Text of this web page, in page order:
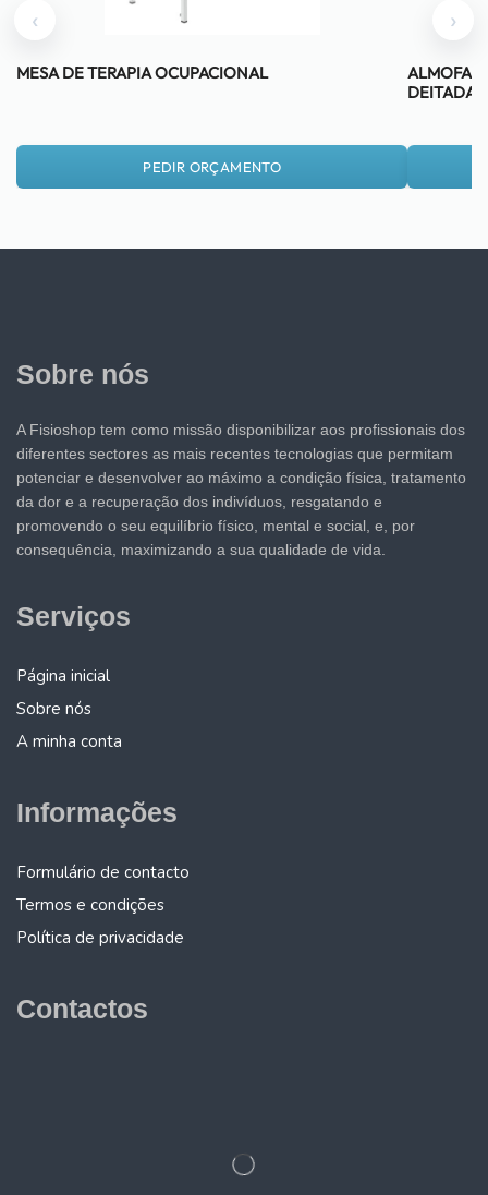
MESA DE TERAPIA OCUPACIONAL
PEDIR ORÇAMENTO
DEITADA
‹ ›
Sobre nós
A Fisioshop tem como missão disponibilizar aos profissionais dos
diferentes sectores as mais recentes tecnologias que permitam
potenciar e desenvolver ao máximo a condição física, tratamento
da dor e a recuperação dos indivíduos, resgatando e
promovendo o seu equilíbrio físico, mental e social, e, por
consequência, maximizando a sua qualidade de vida.
Serviços
Página inicial
Sobre nós
A minha conta
Informações
Formulário de contacto
Termos e condições
Política de privacidade
Contactos